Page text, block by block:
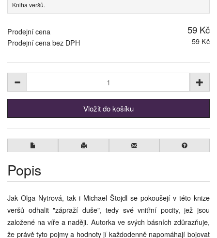
Kniha veršů.
Prodejní cena 59 Kč
Prodejní cena bez DPH 59 Kč
Popis
Jak Olga Nytrová, tak i Michael Štojdl se pokoušejí v této knize
veršů odhalit "zápraží duše", tedy své vnitřní pocity, jež jsou
založené na víře a naději. Autorka ve svých básních zdůrazňuje,
že právě tyto pojmy a hodnoty jí každodenně napomáhají bojovat